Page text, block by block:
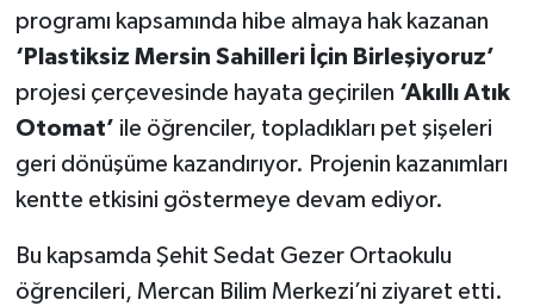
programı kapsamında hibe almaya hak kazanan
‘Plastiksiz Mersin Sahilleri İçin Birleşiyoruz’
projesi çerçevesinde hayata geçirilen ‘Akıllı Atık
Otomat’ ile öğrenciler, topladıkları pet şişeleri
geri dönüşüme kazandırıyor. Projenin kazanımları
kentte etkisini göstermeye devam ediyor.
Bu kapsamda Şehit Sedat Gezer Ortaokulu
öğrencileri, Mercan Bilim Merkezi’ni ziyaret etti.